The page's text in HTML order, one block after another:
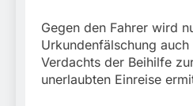
Gegen den Fahrer wird
Urkundenfälschung
Verdachts der Beihilfe
unerlaubten Einreise